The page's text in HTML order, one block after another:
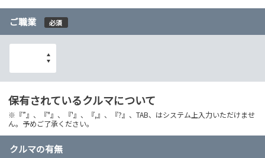
ご職業 必須
保有されているクルマについて
※『”』、『"』、『'』、『,』、『?』、TAB、はシステム上入力いただけませ
ん。予めご了承ください。
クルマの有無